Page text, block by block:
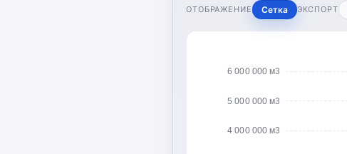
ОТОБРАЖЕНИЕ Сетка ЭКСПОРТ
4 000 000 м3
5 000 000 м3
6 000 000 м3